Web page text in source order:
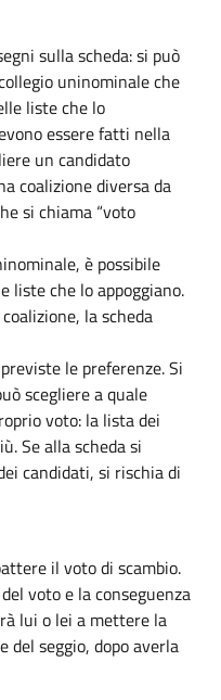
sulla scheda: si può
uninominale che
liste che lo
essere fatti nella
un candidato
coalizione diversa da
si chiama “voto
è possibile
liste che lo appoggiano.
la scheda
le preferenze. Si
scegliere a quale
voto: la lista dei
Se alla scheda si
candidati, si rischia di
il voto di scambio.
voto e la conseguenza
lui o lei a mettere la
del seggio, dopo averla